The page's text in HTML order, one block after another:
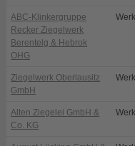
ABC-Klinkergruppe
Recker Ziegelwerk
Berentelg & Hebrok
OHG
Ziegelwerk Oberlausitz
GmbH
Alten Ziegelei GmbH &
Co. KG